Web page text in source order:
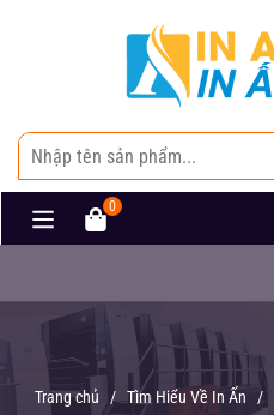
0
Trang chủ / Tìm Hiểu Về In Ấn /